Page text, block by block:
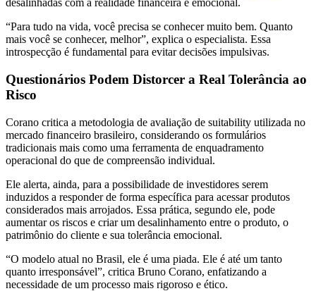
desalinhadas com a realidade financeira e emocional.
“Para tudo na vida, você precisa se conhecer muito bem. Quanto
mais você se conhecer, melhor”, explica o especialista. Essa
introspecção é fundamental para evitar decisões impulsivas.
Questionários Podem Distorcer a Real Tolerância ao
Risco
Corano critica a metodologia de avaliação de suitability utilizada no
mercado financeiro brasileiro, considerando os formulários
tradicionais mais como uma ferramenta de enquadramento
operacional do que de compreensão individual.
Ele alerta, ainda, para a possibilidade de investidores serem
induzidos a responder de forma específica para acessar produtos
considerados mais arrojados. Essa prática, segundo ele, pode
aumentar os riscos e criar um desalinhamento entre o produto, o
patrimônio do cliente e sua tolerância emocional.
“O modelo atual no Brasil, ele é uma piada. Ele é até um tanto
quanto irresponsável”, critica Bruno Corano, enfatizando a
necessidade de um processo mais rigoroso e ético.